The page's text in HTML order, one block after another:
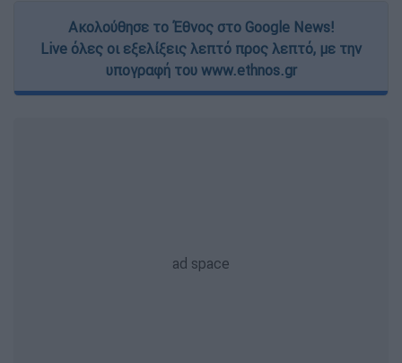
Ακολούθησε το Έθνος στο Google News!
Live όλες οι εξελίξεις λεπτό προς λεπτό, με την
υπογραφή του www.ethnos.gr